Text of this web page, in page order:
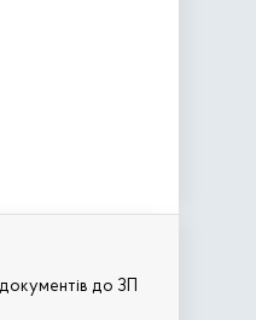
до ЗП